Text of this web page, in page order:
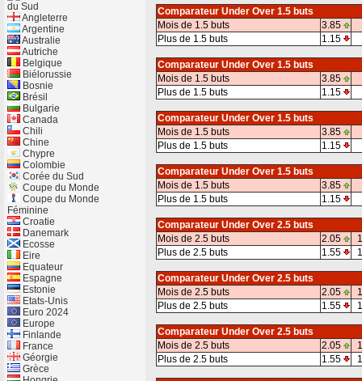
Comparateur Under Over 1.5 buts
Mois de 1.5 buts
3.85
Plus de 1.5 buts
1.15
Comparateur Under Over 1.5 buts
Mois de 1.5 buts
3.85
Plus de 1.5 buts
1.15
Comparateur Under Over 1.5 buts
Mois de 1.5 buts
3.85
Plus de 1.5 buts
1.15
Comparateur Under Over 1.5 buts
Mois de 1.5 buts
3.85
Plus de 1.5 buts
1.15
Comparateur Under Over 2.5 buts
Mois de 2.5 buts
2.05
Plus de 2.5 buts
1.55
Comparateur Under Over 2.5 buts
Mois de 2.5 buts
2.05
Plus de 2.5 buts
1.55
Comparateur Under Over 2.5 buts
Mois de 2.5 buts
2.05
Plus de 2.5 buts
1.55
du Sud
Angleterre
Argentine
Australie
Autriche
Belgique
Biélorussie
Bosnie
Brésil
Bulgarie
Canada
Chili
Chine
Chypre
Colombie
Corée du Sud
Coupe du Monde
Coupe du Monde
Féminine
Croatie
Danemark
Ecosse
Eire
Equateur
Espagne
Estonie
Etats-Unis
Euro 2024
Europe
Finlande
France
Géorgie
Grèce